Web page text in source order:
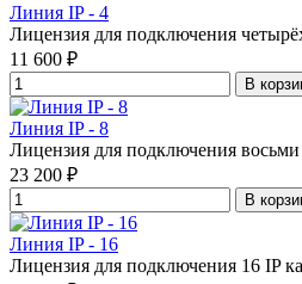
Линия IP - 4
Лицензия для подключения
11 600 ₽
В
Линия IP - 8
Лицензия для подключения восьми
23 200 ₽
В
Линия IP - 16
Лицензия для подключения 16 IP